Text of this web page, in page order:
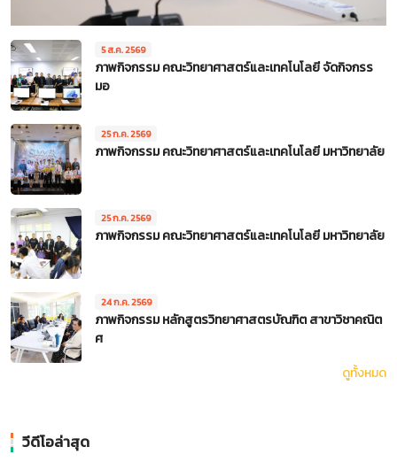
5 ส.ค. 2569
ภาพกิจกรรม คณะวิทยาศาสตร์และเทคโนโลยี จัดกิจกรร
มอ
25 ก.ค. 2569
ภาพกิจกรรม คณะวิทยาศาสตร์และเทคโนโลยี มหาวิทยาลัย
25 ก.ค. 2569
ภาพกิจกรรม คณะวิทยาศาสตร์และเทคโนโลยี มหาวิทยาลัย
24 ก.ค. 2569
ภาพกิจกรรม หลักสูตรวิทยาศาสตรบัณฑิต สาขาวิชาคณิต
ศ
ดูทั้งหมด
วีดีโอล่าสุด